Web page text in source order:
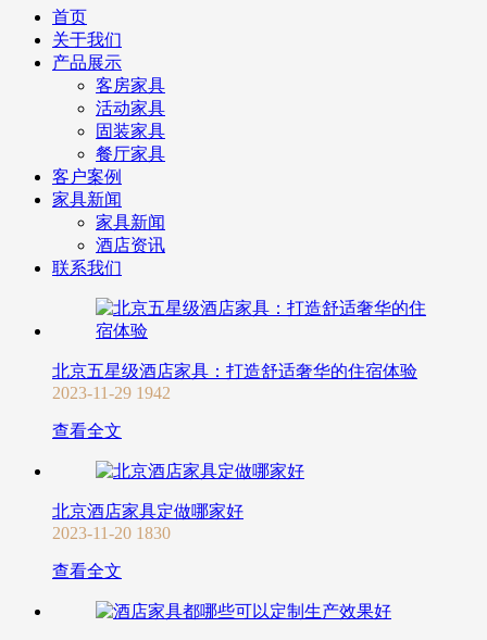
首页
关于我们
产品展示
客房家具
活动家具
固装家具
餐厅家具
客户案例
家具新闻
家具新闻
酒店资讯
联系我们
北京五星级酒店家具：打造舒适奢华的住宿体验
2023-11-29 1942
查看全文
北京酒店家具定做哪家好
2023-11-20 1830
查看全文